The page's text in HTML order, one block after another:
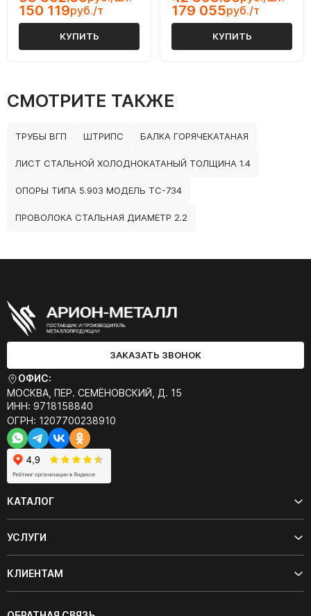
150 119руб./т
КУПИТЬ
179 055руб./т
КУПИТЬ
СМОТРИТЕ ТАКЖЕ
ТРУБЫ ВГП ШТРИПС БАЛКА ГОРЯЧЕКАТАНАЯ
ЛИСТ СТАЛЬНОЙ ХОЛОДНОКАТАНЫЙ ТОЛЩИНА 1.4
ОПОРЫ ТИПА 5.903 МОДЕЛЬ ТС-734
ПРОВОЛОКА СТАЛЬНАЯ ДИАМЕТР 2.2
ЗАКАЗАТЬ ЗВОНОК
ОФИС:
МОСКВА, ПЕР. СЕМЁНОВСКИЙ, Д. 15
ИНН: 9718158840
ОГРН: 1207700238910
КАТАЛОГ
УСЛУГИ
КЛИЕНТАМ